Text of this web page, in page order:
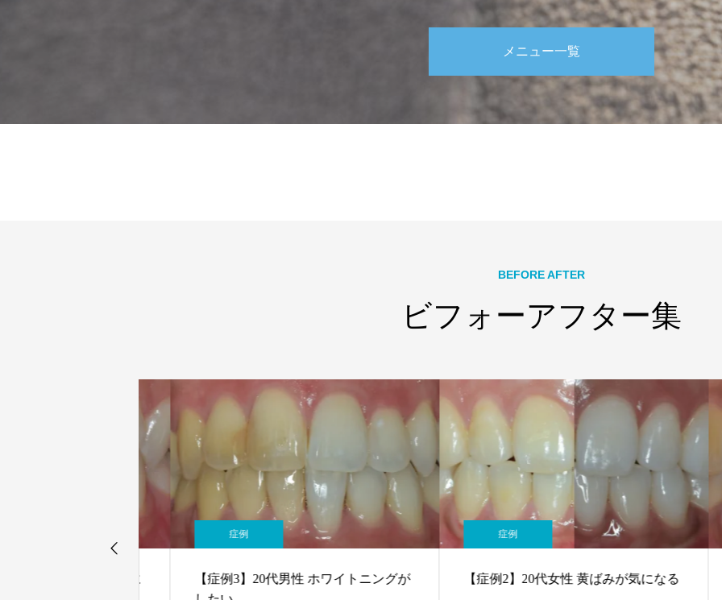
メニュー一覧
BEFORE AFTER
ビフォーアフター集
【症例3】20代男性 ホワイトニングが
【症例2】20代女性 黄ばみが気になる